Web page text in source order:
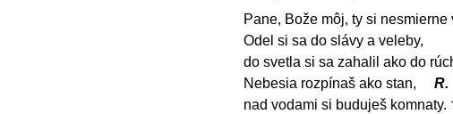
Pane, Bože môj, ty si nesmierne
Odel si sa do slávy a veleby,
do svetla si sa zahalil ako do
Nebesia rozpínaš ako stan,
R.
nad vodami si buduješ komnaty.